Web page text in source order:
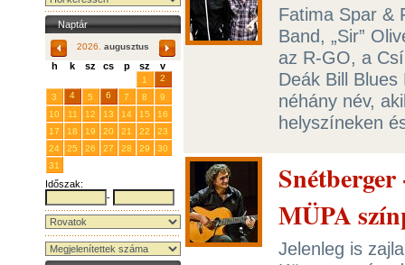
Naptár
2026. augusztus
h k sz cs p sz v
1
2
3
4 5 6 7 8
9
10
11 12 13 14 15
16
17
18 19 20 21 22
23
24
25 26 27 28 29
30
31
Időszak:
-
Fatima Spar &
Band, „Sir”
az R-GO, a
Deák Bill
néhány név,
helyszíneken
MÜPA
Jelenleg is